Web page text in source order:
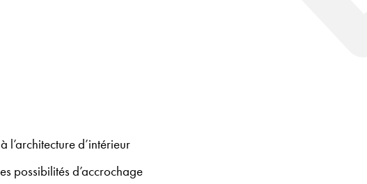
l’architecture d’intérieur
possibilités d’accrochage